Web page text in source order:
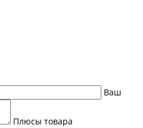
Ваш
Плюсы товара